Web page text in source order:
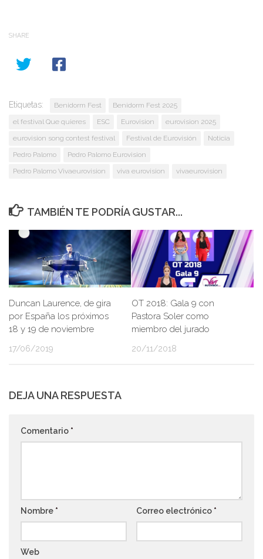
SHARE
Etiquetas: Benidorm Fest
Benidorm Fest 2025
el festival Que quieres
ESC Eurovision
eurovision 2025
eurovision song contest festival
Festival de Eurovisión
Noticia
Pedro Palomo
Pedro Palomo Eurovision
Pedro Palomo Vivaeurovision
viva eurovision vivaeurovision
TAMBIÉN TE PODRÍA GUSTAR...
Duncan Laurence, de gira
por España los próximos
18 y 19 de noviembre
17/06/2019
OT 2018: Gala 9 con
Pastora Soler como
miembro del jurado
20/11/2018
DEJA UNA RESPUESTA
Comentario *
Nombre * Correo electrónico *
Web